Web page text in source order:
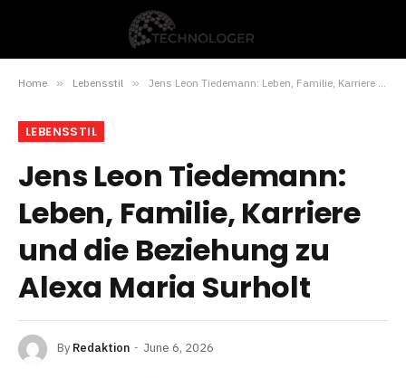
Home » Lebensstil » Jens Leon Tiedemann: Leben, Familie, Karriere und die Beziehung zu Alexa Maria Surholt
LEBENSSTIL
Jens Leon Tiedemann:
Leben, Familie, Karriere
und die Beziehung zu
Alexa Maria Surholt
By Redaktion June 6, 2026